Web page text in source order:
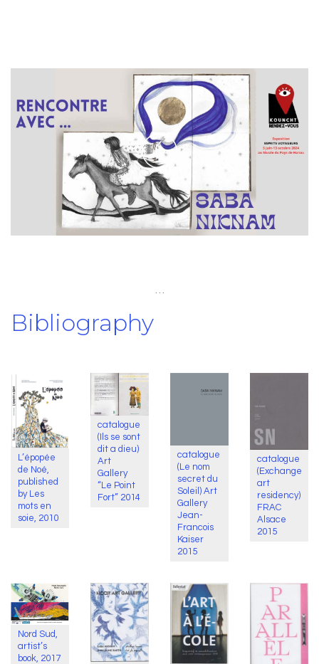
Play
Video
…
Bibliography
L’épopée
de Noé,
published
by Les
mots en
soie, 2010
catalogue
(Ils se sont
dit a dieu)
Art
Gallery
“Le Point
Fort” 2014
catalogue
(Le nom
secret du
Soleil) Art
Gallery
Jean-
Francois
Kaiser
2015
catalogue
(Exchange
art
residency)
FRAC
Alsace
2015
Nord Sud,
artist’s
book, 2017